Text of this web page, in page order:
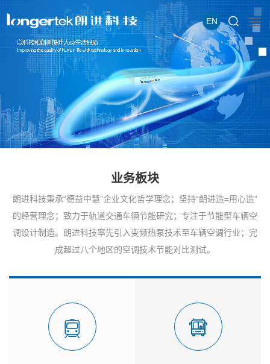
EN
业务板块
朗进科技秉承“德益中慧”企业文化哲学理念；坚持“朗进造=用心造”
的经营理念；致力于轨道交通车辆节能研究；专注于节能型车辆空
调设计制造。朗进科技率先引入变频热泵技术至车辆空调行业；完
成超过八个地区的空调技术节能对比测试。